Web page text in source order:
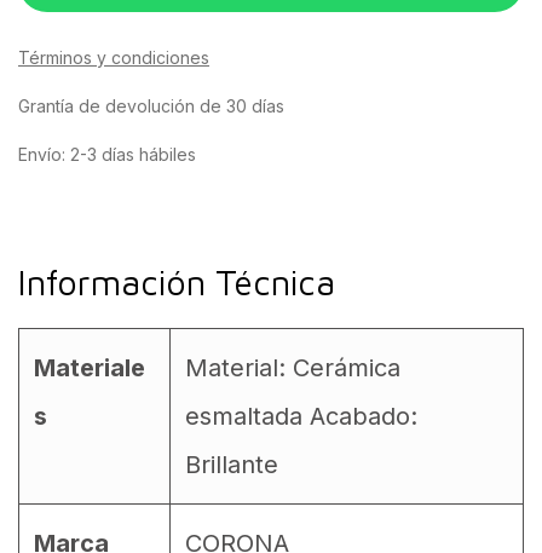
Términos y condiciones
Grantía de devolución de 30 días
Envío: 2-3 días hábiles
Información Técnica
Materiale
s
Material: Cerámica
esmaltada Acabado:
Brillante
Marca CORONA